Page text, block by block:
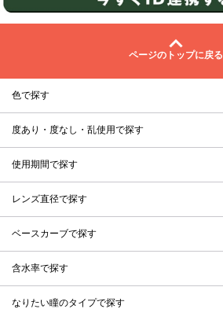
ページのトップに戻る
色で探す
度あり・度なし・乱使用で探す
使用期間で探す
レンズ直径で探す
ベースカーブで探す
含水率で探す
なりたい瞳のタイプで探す